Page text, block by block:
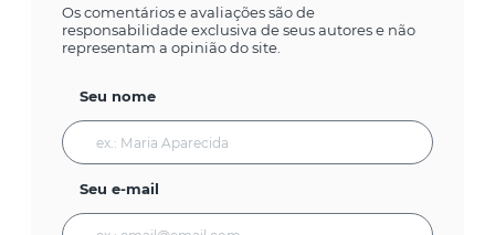
Os comentários e avaliações são de
responsabilidade exclusiva de seus autores e não
representam a opinião do site.
Seu nome
Seu e-mail